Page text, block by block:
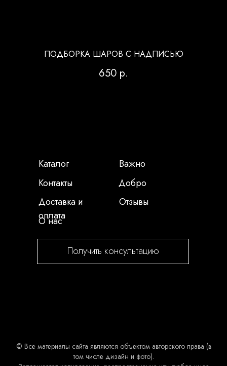
ПОДБОРКА ШАРОВ С НАДПИСЬЮ
650 р.
Каталог
Контакты
Доставка и
оплата
О нас
Важно
Добро
Отзывы
Получить консультацию
© Все материалы сайта являются объектом авторского права (в
том числе дизайн и фото).